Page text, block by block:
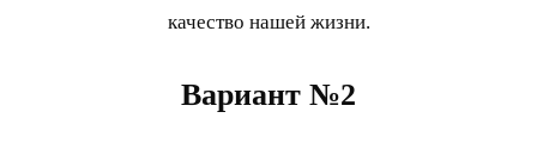
качество нашей жизни.
Вариант №2